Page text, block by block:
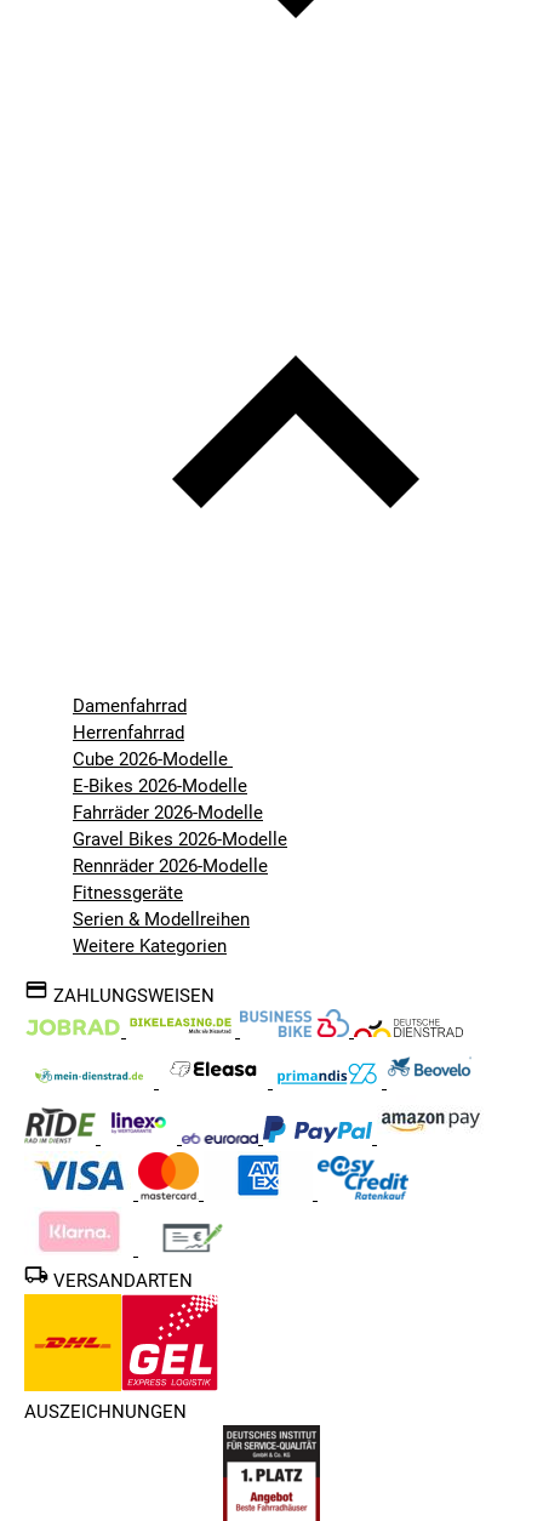
Damenfahrrad
Herrenfahrrad
Cube 2026-Modelle
E-Bikes 2026-Modelle
Fahrräder 2026-Modelle
Gravel Bikes 2026-Modelle
Rennräder 2026-Modelle
Fitnessgeräte
Serien & Modellreihen
Weitere Kategorien
ZAHLUNGSWEISEN
VERSANDARTEN
AUSZEICHNUNGEN